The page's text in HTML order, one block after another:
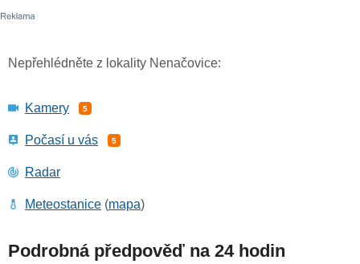
Nepřehlédněte z lokality Nenačovice:
Kamery 5
Počasí u vás 5
Radar
Meteostanice (mapa)
Podrobná předpověď na 24 hodin